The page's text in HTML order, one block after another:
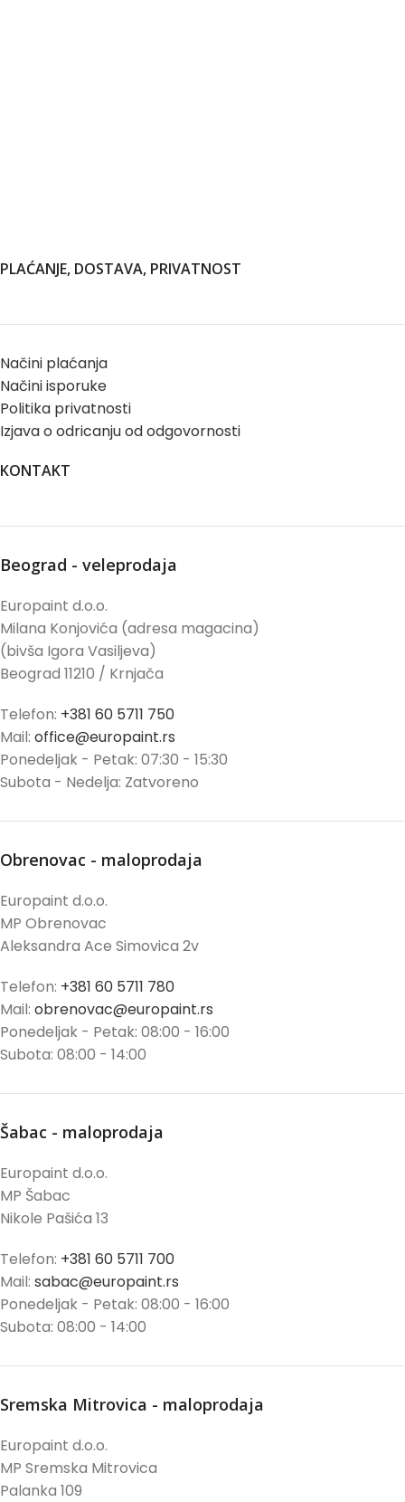
PLAĆANJE, DOSTAVA, PRIVATNOST
Načini plaćanja
Načini isporuke
Politika privatnosti
Izjava o odricanju od odgovornosti
KONTAKT
Beograd - veleprodaja
Europaint d.o.o.
Milana Konjovića (adresa magacina)
(bivša Igora Vasiljeva)
Beograd 11210 / Krnjača
Telefon: +381 60 5711 750
Mail: office@europaint.rs
Ponedeljak - Petak: 07:30 - 15:30
Subota - Nedelja: Zatvoreno
Obrenovac - maloprodaja
Europaint d.o.o.
MP Obrenovac
Aleksandra Ace Simovica 2v
Telefon: +381 60 5711 780
Mail: obrenovac@europaint.rs
Ponedeljak - Petak: 08:00 - 16:00
Subota: 08:00 - 14:00
Šabac - maloprodaja
Europaint d.o.o.
MP Šabac
Nikole Pašića 13
Telefon: +381 60 5711 700
Mail: sabac@europaint.rs
Ponedeljak - Petak: 08:00 - 16:00
Subota: 08:00 - 14:00
Sremska Mitrovica - maloprodaja
Europaint d.o.o.
MP Sremska Mitrovica
Palanka 109